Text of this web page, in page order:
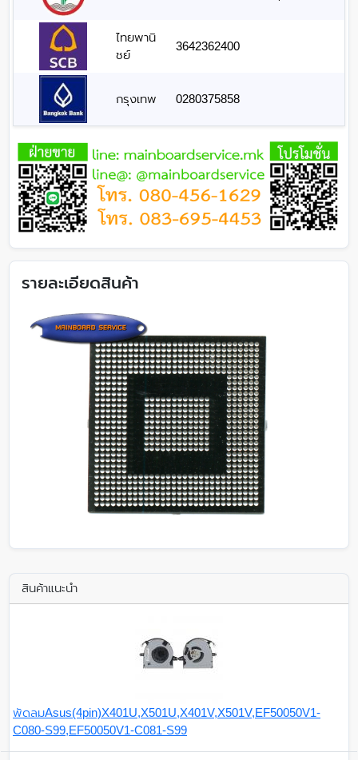
ไทยพานิ
ชย์
3642362400
กรุงเทพ 0280375858
รายละเอียดสินค้า
สินค้าแนะนำ
พัดลมAsus(4pin)X401U,X501U,X401V,X501V,EF50050V1-
C080-S99,EF50050V1-C081-S99